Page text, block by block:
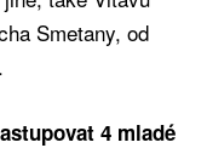
Smetany, od
4 mladé